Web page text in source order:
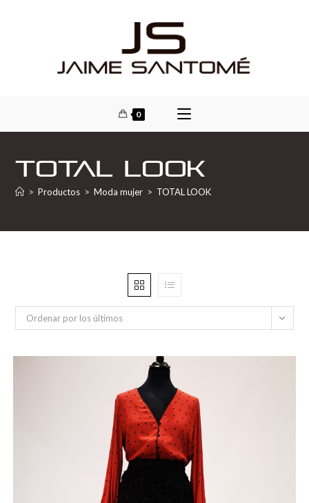
0
TOTAL LOOK
> Productos > Moda mujer > TOTAL LOOK
Ordenar por los últimos